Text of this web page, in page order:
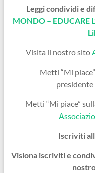
Leggi condividi e
MONDO – EDUCARE
Visita il nostro sito
Metti “Mi
presidente
Metti “Mi piace”
Iscriviti
Visiona iscriviti e